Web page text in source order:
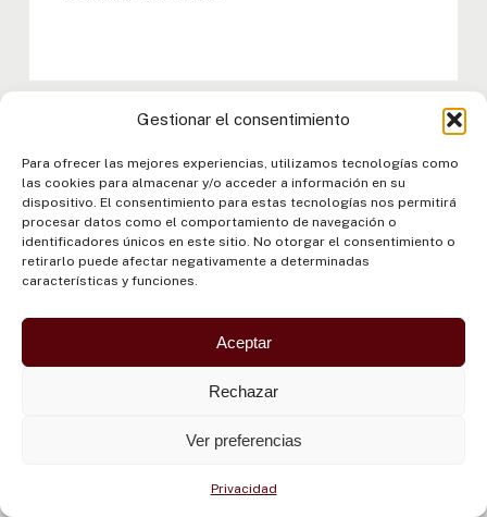
Gestionar el consentimiento
Para ofrecer las mejores experiencias, utilizamos tecnologías como
las cookies para almacenar y/o acceder a información en su
dispositivo. El consentimiento para estas tecnologías nos permitirá
procesar datos como el comportamiento de navegación o
identificadores únicos en este sitio. No otorgar el consentimiento o
retirarlo puede afectar negativamente a determinadas
características y funciones.
Aceptar
Rechazar
Ver preferencias
Privacidad
Proyecto Cuenca Amazónica:
Implementación del Programa de
Acciones Estratégicas (PAE)
Fernando Cisnero